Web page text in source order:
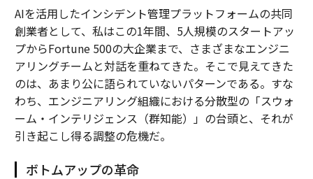
AIを活用したインシデント管理プラットフォームの共同
創業者として、私はこの1年間、5人規模のスタートアッ
プからFortune 500の大企業まで、さまざまなエンジニ
アリングチームと対話を重ねてきた。そこで見えてきた
のは、あまり公に語られていないパターンである。すな
わち、エンジニアリング組織における分散型の「スウォ
ーム・インテリジェンス（群知能）」の台頭と、それが
引き起こし得る調整の危機だ。
ボトムアップの革命